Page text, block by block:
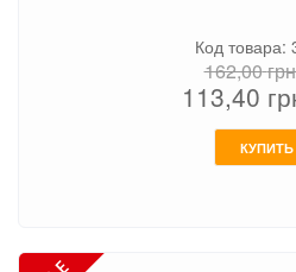
Код товара:
162,00
113,40
КУПИТЬ